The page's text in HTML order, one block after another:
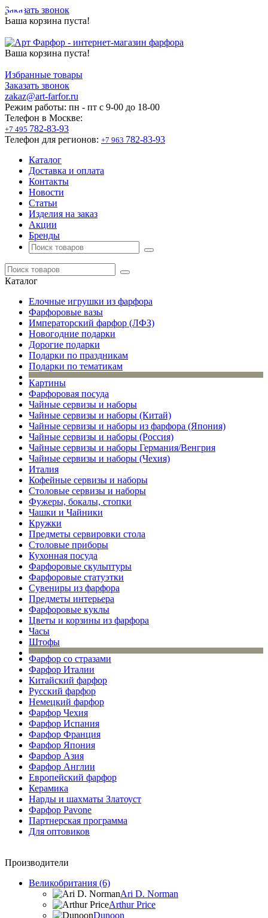
Заказать звонок
Ваша корзина пуста!
Ваша корзина пуста!
Избранные товары
Заказать звонок
zakaz@art-farfor.ru
Режим работы: пн - пт c 9-00 до 18-00
Телефон в Москве:
+7 495 782-83-93
Телефон для регионов: +7 963 782-83-93
Каталог
Доставка и оплата
Контакты
Новости
Статьи
Изделия на заказ
Акции
Бренды
Каталог
Елочные игрушки из фарфора
Фарфоровые вазы
Императорский фарфор (ЛФЗ)
Новогодние подарки
Дорогие подарки
Подарки по праздникам
Подарки по тематикам
Картины
Фарфоровая посуда
Чайные сервизы и наборы
Чайные сервизы и наборы (Китай)
Чайные сервизы и наборы из фарфора (Япония)
Чайные сервизы и наборы (Россия)
Чайные сервизы и наборы Германия/Венгрия
Чайные сервизы и наборы (Чехия)
Италия
Кофейные сервизы и наборы
Столовые сервизы и наборы
Фужеры, бокалы, стопки
Чашки и Чайники
Кружки
Предметы сервировки стола
Столовые приборы
Кухонная посуда
Фарфоровые скульптуры
Фарфоровые статуэтки
Сувениры из фарфора
Предметы интерьера
Фарфоровые куклы
Цветы и корзины из фарфора
Часы
Штофы
Фарфор со стразами
Фарфор Италии
Китайский фарфор
Русский фарфор
Немецкий фарфор
Фарфор Чехия
Фарфор Испания
Фарфор Франция
Фарфор Япония
Фарфор Азия
Фарфор Англии
Европейский фарфор
Керамика
Нарды и шахматы Златоуст
Фарфор Pavone
Партнерская программа
Для оптовиков
Производители
Великобритания (6)
Ari D. Norman
Arthur Price
Dunoon